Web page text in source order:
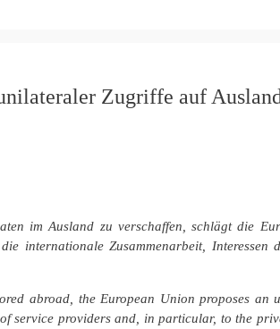
Zugriffe auf
im Ausland zu verschaffen, schlägt die
internationale Zusammenarbeit, Interessen
abroad, the European Union proposes an
providers and, in particular, to the